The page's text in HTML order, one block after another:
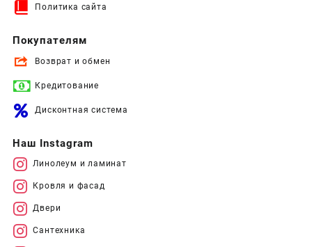
Политика сайта
Покупателям
Возврат и обмен
Кредитование
Дисконтная система
Наш Instagram
Линолеум и ламинат
Кровля и фасад
Двери
Сантехника